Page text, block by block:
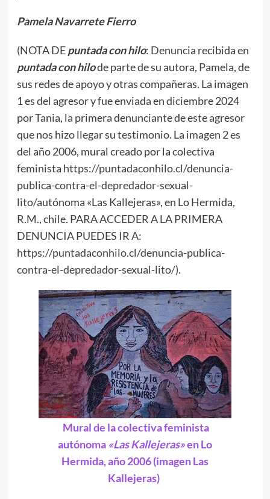
Pamela Navarrete Fierro
(NOTA DEpuntada con hilo: Denuncia recibida en
puntada con hilode parte de su autora, Pamela, de
sus redes de apoyo y otras compañeras. La imagen
1 es del agresor y fue enviada en diciembre 2024
por Tania, la primera denunciante de este agresor
que nos hizo llegar su testimonio. La imagen 2 es
del año 2006, mural creado por la colectiva
feminista https://puntadaconhilo.cl/denuncia-
publica-contra-el-depredador-sexual-
lito/autónoma «Las Kallejeras», en Lo Hermida,
R.M., chile. PARA ACCEDER A LA PRIMERA
DENUNCIA PUEDES IR A:
https://puntadaconhilo.cl/denuncia-publica-
contra-el-depredador-sexual-lito/).
Mural de la colectiva feminista
autónoma «Las Kallejeras»en Lo
Hermida, año 2006 (imagen Las
Kallejeras)